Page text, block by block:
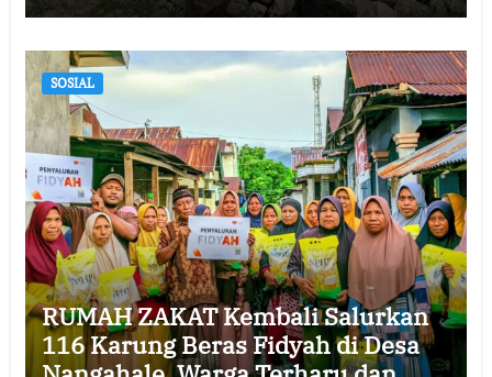
SOSIAL
RUMAH ZAKAT Kembali Salurkan
116 Karung Beras Fidyah di Desa